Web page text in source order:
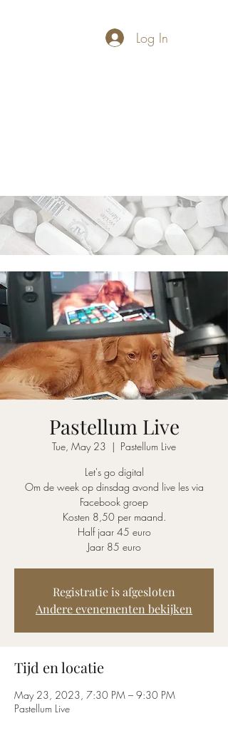
Log In
Pastellum Live
Tue, May 23
  |
Pastellum Live
Let's go digital
Om de week op dinsdag avond live les via
Facebook groep
Kosten 8,50 per maand.
Half jaar 45 euro
Jaar 85 euro
Registratie is afgesloten
Andere evenementen bekijken
Tijd en locatie
May 23, 2023, 7:30 PM – 9:30 PM
Pastellum Live